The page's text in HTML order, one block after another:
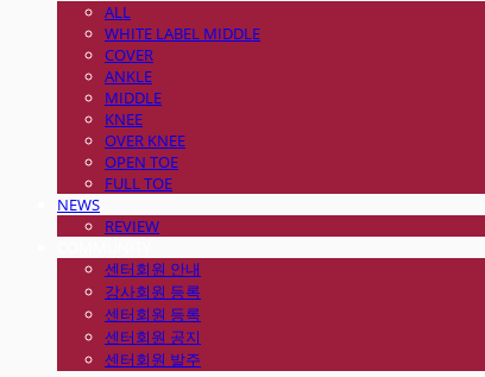
ALL
WHITE LABEL MIDDLE
COVER
ANKLE
MIDDLE
KNEE
OVER KNEE
OPEN TOE
FULL TOE
NEWS
REVIEW
센터회원 안내
강사회원 등록
센터회원 등록
센터회원 공지
센터회원 발주